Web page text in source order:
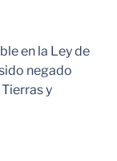
en la Ley de
negado
y